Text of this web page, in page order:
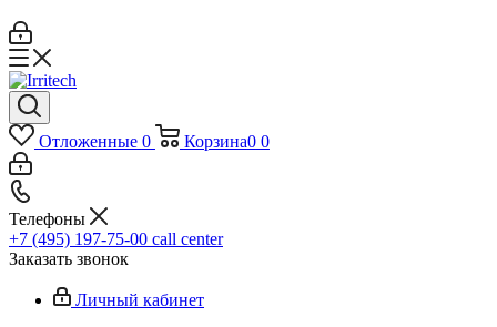
Отложенные 0 Корзина0 0
Телефоны
+7 (495) 197-75-00 call center
Заказать звонок
Личный кабинет